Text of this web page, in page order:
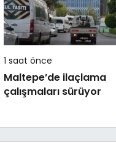
1 saat önce
Maltepe’de ilaçlama
çalışmaları sürüyor